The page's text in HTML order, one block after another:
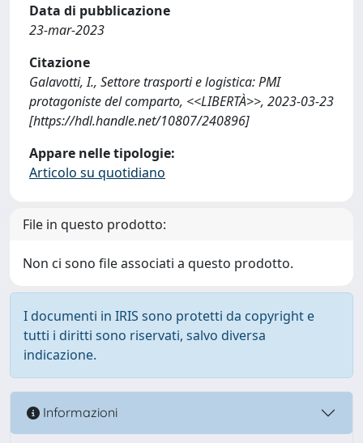
Data di pubblicazione
23-mar-2023
Citazione
Galavotti, I., Settore trasporti e logistica: PMI
protagoniste del comparto, <<LIBERTÀ>>, 2023-03-23
[https://hdl.handle.net/10807/240896]
Appare nelle tipologie:
Articolo su quotidiano
File in questo prodotto:
Non ci sono file associati a questo prodotto.
I documenti in IRIS sono protetti da copyright e
tutti i diritti sono riservati, salvo diversa
indicazione.
Informazioni